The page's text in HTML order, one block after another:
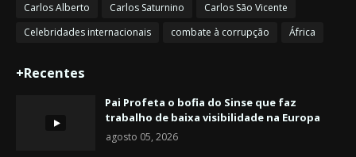
Carlos Alberto
Carlos Saturnino
Carlos São Vicente
Celebridades internacionais
combate à corrupção África
+Recentes
Pai Profeta o bofia do Sinse que faz
trabalho de baixa visibilidade na Europa
agosto 05, 2026